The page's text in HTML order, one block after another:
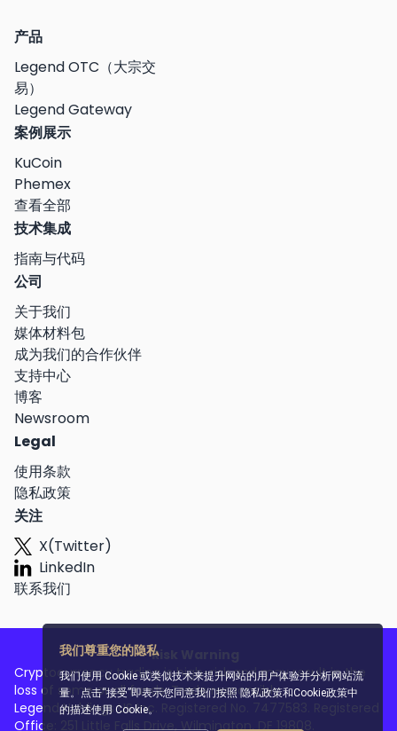
我们尊重您的隐私
我们使用 Cookie 或类似技术来提升网站的用户体验并分析网站流
量。点击“接受”即表示您同意我们按照隐私政策和Cookie政策中
的描述使用 Cookie。
产品
Legend OTC（大宗交
易）
Legend Gateway
案例展示
KuCoin
Phemex
查看全部
技术集成
指南与代码
公司
关于我们
媒体材料包
成为我们的合作伙伴
支持中心
博客
Newsroom
Legal
使用条款
隐私政策
关注
X(Twitter)
LinkedIn
联系我们
Risk Warning
Cryptocurrency trading is high-risk and may result in the
loss of some or all funds. Trade responsibly.
Legend Holdings US Inc. Registered No. 7477583. Registered
Office: 251 Little Falls Drive, Wilmington, DE 19808.